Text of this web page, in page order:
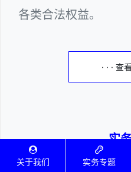
各类合法权益。
· · · 查
实
————千锤百炼
关于我们 实务专题